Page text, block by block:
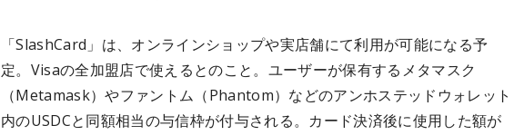
「SlashCard」は、オンラインショップや実店舗にて利用が可能になる予
定。Visaの全加盟店で使えるとのこと。ユーザーが保有するメタマスク
（Metamask）やファントム（Phantom）などのアンホステッドウォレット
内のUSDCと同額相当の与信枠が付与される。カード決済後に使用した額が